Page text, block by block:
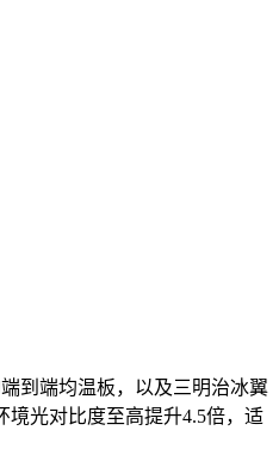
到端均温板，以及三明治冰翼
境光对比度至高提升4.5倍，适